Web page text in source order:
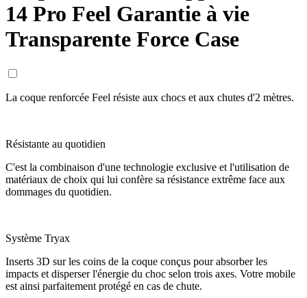
14 Pro Feel Garantie à vie
Transparente Force Case
La coque renforcée Feel résiste aux chocs et aux chutes d'2 mètres.
Résistante au quotidien
C'est la combinaison d'une technologie exclusive et l'utilisation de
matériaux de choix qui lui confère sa résistance extrême face aux
dommages du quotidien.
Système Tryax
Inserts 3D sur les coins de la coque conçus pour absorber les
impacts et disperser l'énergie du choc selon trois axes. Votre mobile
est ainsi parfaitement protégé en cas de chute.